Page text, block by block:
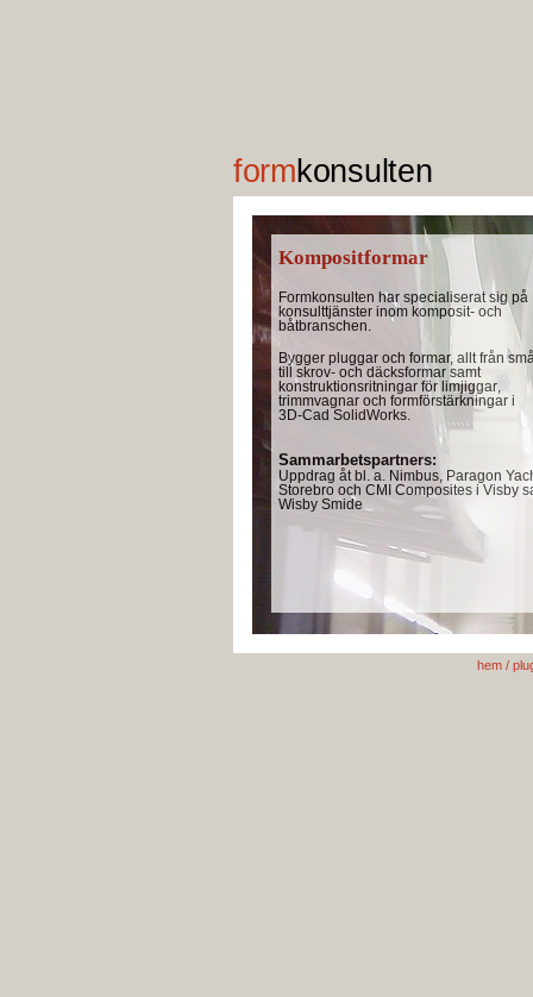
formkonsulten
Kompositformar
Formkonsulten har specialiserat sig på
konsulttjänster inom komposit- och
båtbranschen.
Bygger pluggar och formar, allt från
till skrov- och däcksformar samt
konstruktionsritningar för limjiggar
trimmvagnar och formförstärkningar i
3D-Cad SolidWorks.
Sammarbetspartners:
Uppdrag åt bl. a. Nimbus, Paragon
Storebro och CMI Composites i Visby
Wisby Smide
hem/